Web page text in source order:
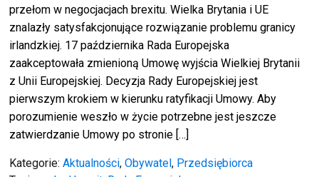
przełom w negocjacjach brexitu. Wielka Brytania i UE
znalazły satysfakcjonujące rozwiązanie problemu granicy
irlandzkiej. 17 października Rada Europejska
zaakceptowała zmienioną Umowę wyjścia Wielkiej Brytanii
z Unii Europejskiej. Decyzja Rady Europejskiej jest
pierwszym krokiem w kierunku ratyfikacji Umowy. Aby
porozumienie weszło w życie potrzebne jest jeszcze
zatwierdzanie Umowy po stronie […]
Kategorie:Aktualności,Obywatel, Przedsiębiorca